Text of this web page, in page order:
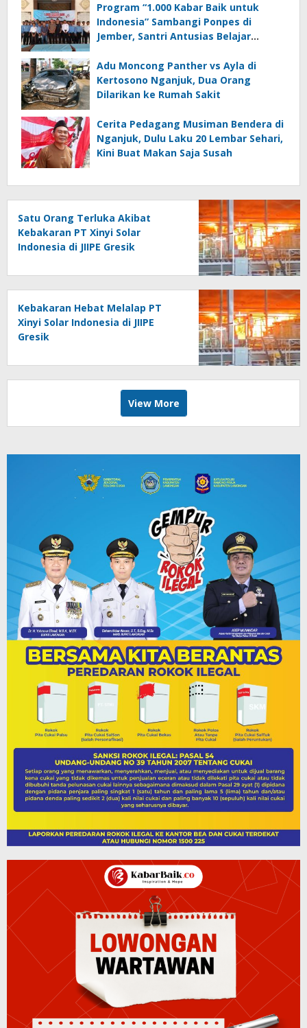
Program “1.000 Kabar Baik untuk
Indonesia” Sambangi Ponpes di
Jember, Santri Antusias Belajar
Adu Moncong Panther vs Ayla di
Kertosono Nganjuk, Dua Orang
Dilarikan ke Rumah Sakit
Cerita Pedagang Musiman Bendera di
Nganjuk, Dulu Laku 20 Lembar Sehari,
Kini Buat Makan Saja Susah
Satu Orang Terluka Akibat
Kebakaran PT Xinyi Solar
Indonesia di JIIPE Gresik
Kebakaran Hebat Melalap PT
Xinyi Solar Indonesia di JIIPE
Gresik
View More